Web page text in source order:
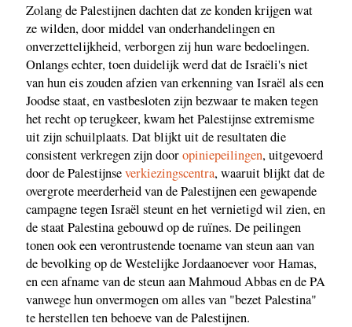
Zolang de Palestijnen dachten dat ze konden krijgen wat
ze wilden, door middel van onderhandelingen en
onverzettelijkheid, verborgen zij hun ware bedoelingen.
Onlangs echter, toen duidelijk werd dat de Israëli's niet
van hun eis zouden afzien van erkenning van Israël als een
Joodse staat, en vastbesloten zijn bezwaar te maken tegen
het recht op terugkeer, kwam het Palestijnse extremisme
uit zijn schuilplaats. Dat blijkt uit de resultaten die
consistent verkregen zijn dooropiniepeilingen, uitgevoerd
door de Palestijnseverkiezingscentra, waaruit blijkt dat de
overgrote meerderheid van de Palestijnen een gewapende
campagne tegen Israël steunt en het vernietigd wil zien, en
de staat Palestina gebouwd op de ruïnes. De peilingen
tonen ook een verontrustende toename van steun aan van
de bevolking op de Westelijke Jordaanoever voor Hamas,
en een afname van de steun aan Mahmoud Abbas en de PA
vanwege hun onvermogen om alles van "bezet Palestina"
te herstellen ten behoeve van de Palestijnen.